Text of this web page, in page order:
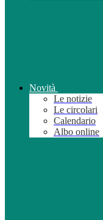
Novità
Le notizie
Le circolari
Calendario
Albo online